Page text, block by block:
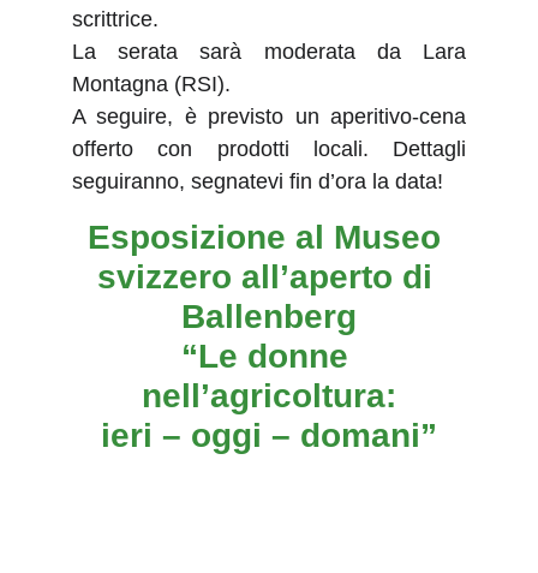
scrittrice.
La serata sarà moderata da Lara
Montagna (RSI).
A seguire, è previsto un aperitivo-cena
offerto con prodotti locali. Dettagli
seguiranno, segnatevi fin d’ora la data!
Esposizione al Museo
svizzero all’aperto di
Ballenberg
“Le donne
nell’agricoltura:
ieri – oggi – domani”